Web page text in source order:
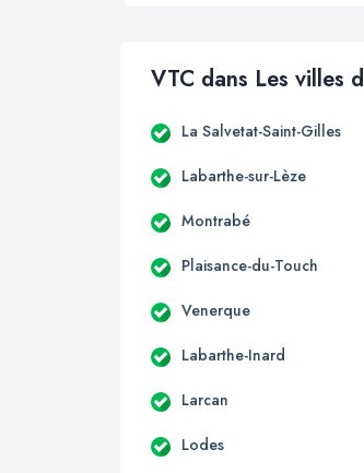
VTC dans Les villes
La Salvetat-Saint-Gilles
Labarthe-sur-Lèze
Montrabé
Plaisance-du-Touch
Venerque
Labarthe-Inard
Larcan
Lodes